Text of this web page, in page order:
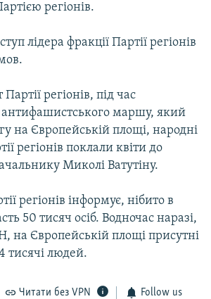
регіонів.
лідера фракції Партії регіонів
регіонів, під час
антифашистського маршу, який
на Європейській площі, народні
регіонів поклали квіти до
Миколі Ватутіну.
регіонів інформує, нібито в
50 тисяч осіб. Водночас наразі,
на Європейській площі присутні
тисячі людей.
Читати без VPN Follow us